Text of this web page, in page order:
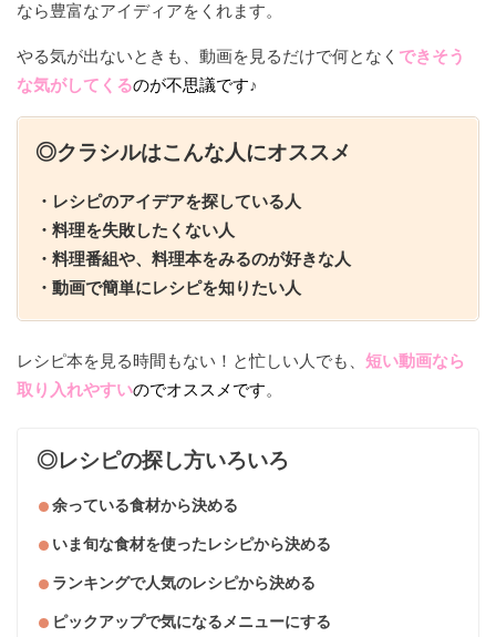
なら豊富なアイディアをくれます。
やる気が出ないときも、動画を見るだけで何となく できそう
な気がしてくるのが不思議です♪
◎クラシルはこんな人にオススメ
・レシピのアイデアを探している人
・料理を失敗したくない人
・料理番組や、料理本をみるのが好きな人
・動画で簡単にレシピを知りたい人
レシピ本を見る時間もない！と忙しい人でも、短い動画なら
取り入れやすいのでオススメです。
◎レシピの探し方いろいろ
余っている食材から決める
いま旬な食材を使ったレシピから決める
ランキングで人気のレシピから決める
ピックアップで気になるメニューにする